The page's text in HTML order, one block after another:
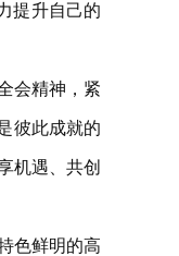
提升自己的
会精神，紧
彼此成就的
机遇、共创
色鲜明的高